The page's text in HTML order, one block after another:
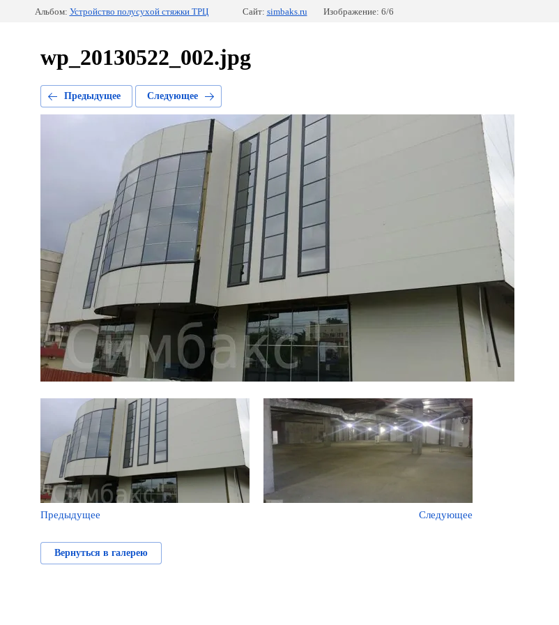
Альбом: Устройство полусухой стяжки ТРЦ Сайт: simbaks.ru Изображение: 6/6
wp_20130522_002.jpg
Предыдущее Следующее
Предыдущее Следующее
Вернуться в галерею